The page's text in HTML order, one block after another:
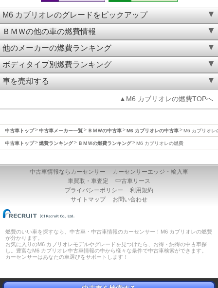
M6 カブリオレのグレードをピックアップ
ＢＭＷの他の車の燃費情報
他のメーカーの燃費ランキング
ボディタイプ別燃費ランキング
車を売却する
▲M6 カブリオレの燃費TOPへ
中古車トップ 中古車メーカー一覧 ＢＭＷの中古車 M6 カブリオレの中古車 M6 カブリオレ
中古車トップ 燃費ランキング ＢＭＷの燃費ランキング M6 カブリオレの燃費
中古車情報ならカーセンサー
カーセンサーエッジ・輸入車
車買取・車査定
中古車リース
プライバシーポリシー
利用規約
サイトマップ
お問い合わせ
燃費のいい車を探すなら、中古車・中古車情報のカーセンサー！M6 カブリオレの燃費
が分かります。
お気に入りのM6 カブリオレモデルやグレードを見つけたら、お得・納得の中古車探
し。豊富なM6 カブリオレ中古車情報の中から様々な条件で中古車検索ができます。
カーセンサーはあなたの車選びをサポートします！